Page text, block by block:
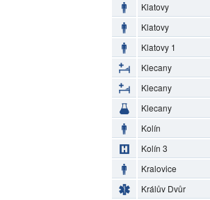
Klatovy
Klatovy
Klatovy 1
Klecany
Klecany
Klecany
Kolín
Kolín 3
Kralovice
Králův Dvůr